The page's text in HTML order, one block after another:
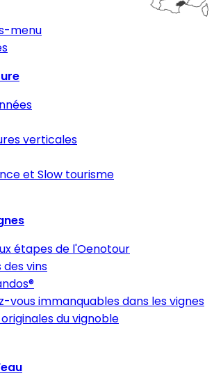
menu
verticales
et Slow tourisme
étapes de l'Oenotour
des vins
vous immanquables dans les vignes
du vignoble